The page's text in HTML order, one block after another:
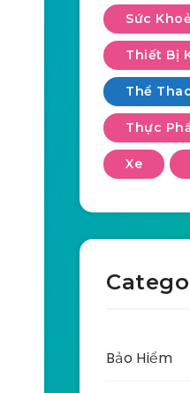
Sức Khoẻ
Thiết Bị
Thể
Thực
Xe
Bảo Hiểm